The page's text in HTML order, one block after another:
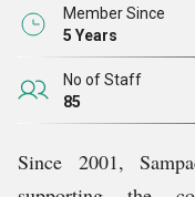
Member Since
5 Years
No of Staff
85
Since 2001,